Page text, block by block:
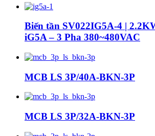
Biến tần SV022IG5A-4 |
iG5A – 3 Pha 380~480VAC
MCB LS 3P/40A-BKN-3P
MCB LS 3P/32A-BKN-3P